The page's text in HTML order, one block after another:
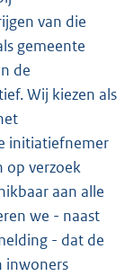
van die
gemeente
de
Wij kiezen als
initiatiefnemer
op verzoek
aan alle
we - naast
- dat de
inwoners